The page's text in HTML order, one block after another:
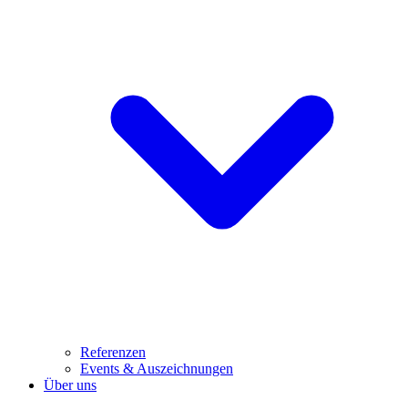
Referenzen
Events & Auszeichnungen
Über uns